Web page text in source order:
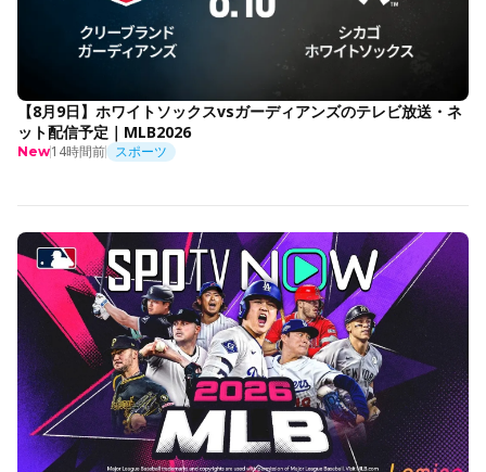
【8月9日】ホワイトソックスvsガーディアンズのテレビ放送・ネ
ット配信予定｜MLB2026
New14時間前 スポーツ